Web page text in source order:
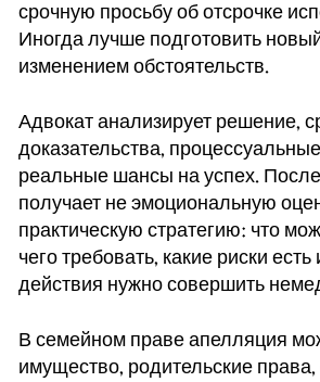
срочную просьбу об отсрочке
Иногда лучше подготовить
изменением обстоятельств.
Адвокат анализирует решение,
доказательства,
реальные шансы на успех. После
получает не эмоциональную
практическую стратегию: что
чего требовать, какие риски есть
действия нужно совершить
В семейном праве апелляция
имущество, родительские